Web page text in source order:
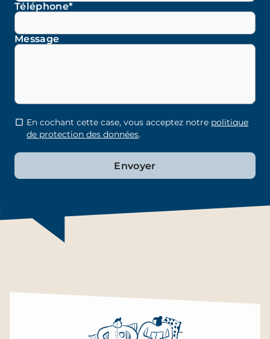
Téléphone*
Message
En cochant cette case, vous acceptez notre politique
de protection des données.